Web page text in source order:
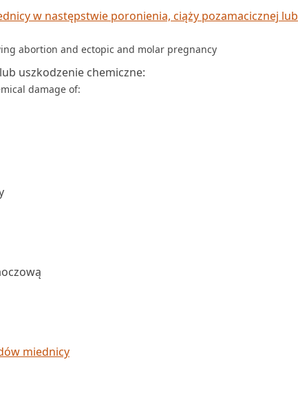
w następstwie poronienia, ciąży pozamacicznej lub
abortion and ectopic and molar pregnancy
uszkodzenie chemiczne:
damage of:
miednicy